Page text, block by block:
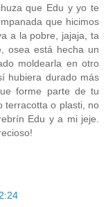
que Edu y yo te
que hicimos
a la pobre, jajaja, ta
osea está hecha un
moldearla en otro
hubiera durado más
forme parte de tu
terracotta o plasti, no
Edu y a mi jeje.